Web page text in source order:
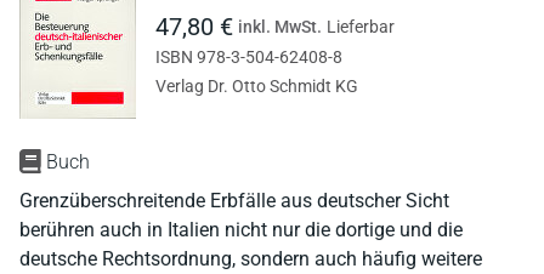
Buch
Grenzüberschreitende Erbfälle aus deutscher Sicht
berühren auch in Italien nicht nur die dortige und die
deutsche Rechtsordnung, sondern auch häufig weitere
47,80 € inkl. MwSt. Lieferbar
ISBN 978-3-504-62408-8
Verlag Dr. Otto Schmidt KG